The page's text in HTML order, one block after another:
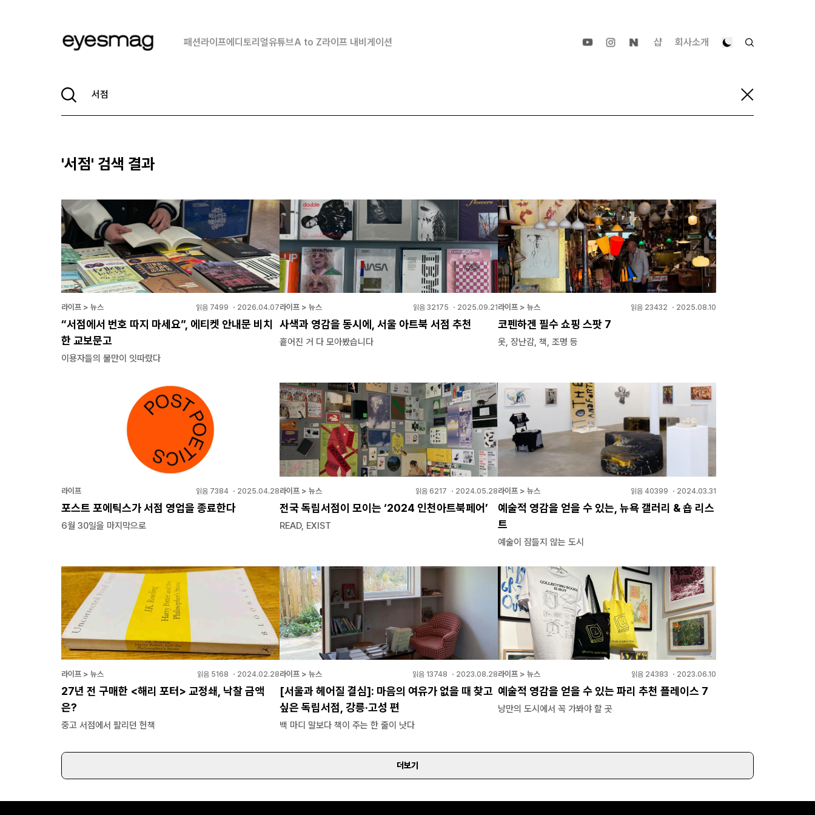
패션라이프에디토리얼유튜브A to Z라이프 내비게이션 샵 회사소개
'서점' 검색 결과
라이프 > 뉴스 읽음 7499 ・ 2026.04.07
“서점에서 번호 따지 마세요”, 에티켓 안내문 비치
한 교보문고
이용자들의 불만이 잇따랐다
라이프 > 뉴스 읽음 32175 ・ 2025.09.21
사색과 영감을 동시에, 서울 아트북 서점 추천
흩어진 거 다 모아봤습니다
라이프 > 뉴스 읽음 23432 ・ 2025.08.10
코펜하겐 필수 쇼핑 스팟 7
옷, 장난감, 책, 조명 등
라이프 읽음 7384・ 2025.04.28
포스트 포에틱스가 서점 영업을 종료한다
6월 30일을 마지막으로
라이프 > 뉴스 읽음 6217 ・ 2024.05.28
전국 독립서점이 모이는 ‘2024 인천아트북페어’
READ, EXIST
라이프 > 뉴스 읽음 40399 ・ 2024.03.31
예술적 영감을 얻을 수 있는, 뉴욕 갤러리 & 숍 리스
트
예술이 잠들지 않는 도시
라이프 > 뉴스 읽음 5168 ・ 2024.02.28
27년 전 구매한 <해리 포터> 교정쇄, 낙찰 금액
은?
중고 서점에서 팔리던 헌책
라이프 > 뉴스 읽음 13748 ・ 2023.08.28
[서울과 헤어질 결심]: 마음의 여유가 없을 때 찾고
싶은 독립서점, 강릉·고성 편
백 마디 말보다 책이 주는 한 줄이 낫다
라이프 > 뉴스 읽음 24383 ・ 2023.06.10
예술적 영감을 얻을 수 있는 파리 추천 플레이스 7
낭만의 도시에서 꼭 가봐야 할 곳
더보기